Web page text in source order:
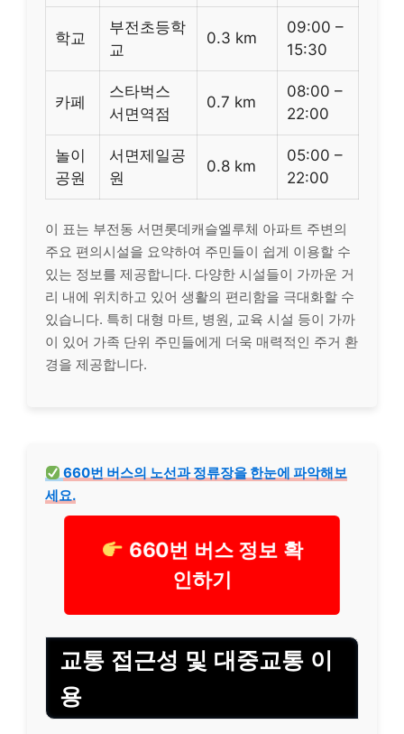
학교
부전초등학
교
0.3 km
09:00 –
15:30
카페
스타벅스
서면역점
0.7 km
08:00 –
22:00
놀이
공원
서면제일공
원
0.8 km
05:00 –
22:00
이 표는 부전동 서면롯데캐슬엘루체 아파트 주변의
주요 편의시설을 요약하여 주민들이 쉽게 이용할 수
있는 정보를 제공합니다. 다양한 시설들이 가까운 거
리 내에 위치하고 있어 생활의 편리함을 극대화할 수
있습니다. 특히 대형 마트, 병원, 교육 시설 등이 가까
이 있어 가족 단위 주민들에게 더욱 매력적인 주거 환
경을 제공합니다.
660번 버스의 노선과 정류장을 한눈에 파악해보
세요.
660번 버스 정보 확
인하기
교통 접근성 및 대중교통 이
용